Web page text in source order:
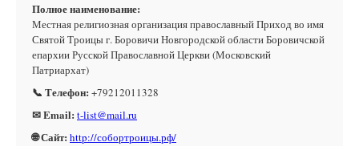
Полное наименование:
Местная религиозная организация православный Приход во имя
Святой Троицы г. Боровичи Новгородской области Боровичской
епархии Русской Православной Церкви (Московский
Патриархат)
📞 Телефон: +79212011328
✉ Email: t-list@mail.ru
🌐 Сайт: http://собортроицы.рф/